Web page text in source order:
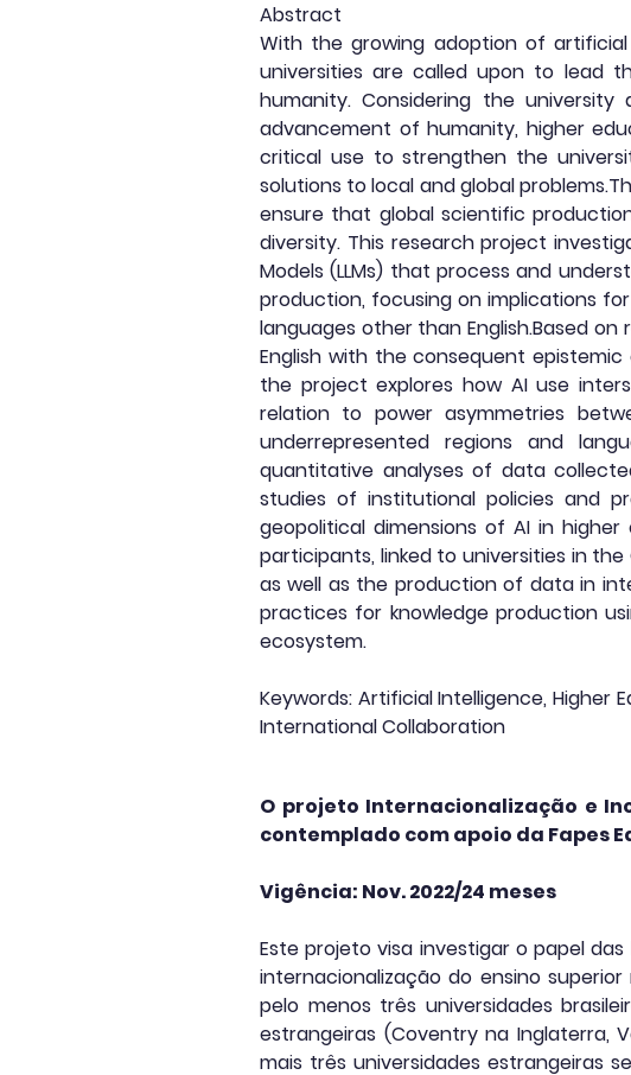
Abstract
With the growing adoption of
universities are called upon to lead
humanity. Considering the
advancement of humanity, higher
critical use to strengthen the
solutions to local and global
ensure that global scientific
diversity. This research project
Models (LLMs) that process and
production, focusing on implications
languages other than English.Based
English with the consequent
the project explores how AI use
relation to power asymmetries
underrepresented regions and
quantitative analyses of data
studies of institutional policies and
geopolitical dimensions of AI in
participants, linked to universities in
as well as the production of data in
practices for knowledge production
ecosystem.
Keywords: Artificial Intelligence, Higher
International Collaboration
O projeto Internacionalização e
contemplado com apoio da Fapes
Vigência: Nov. 2022/24 meses
Este projeto visa investigar o papel
internacionalização do ensino
pelo menos três universidades
estrangeiras (Coventry na Inglaterra,
mais três universidades estrangeiras